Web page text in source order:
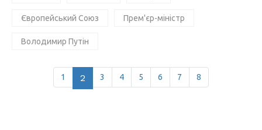
Європейський Союз Прем'єр-міністр
Володимир Путін
1 2 3 4 5 6 7 8